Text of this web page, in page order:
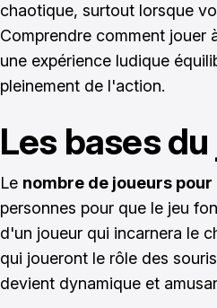
chaotique, surtout lorsque
Comprendre comment jouer
une expérience ludique
pleinement de l'action.
Les bases
Le nombre de joueurs pour
personnes pour que le jeu
d'un joueur qui incarnera le
qui joueront le rôle des
devient dynamique et